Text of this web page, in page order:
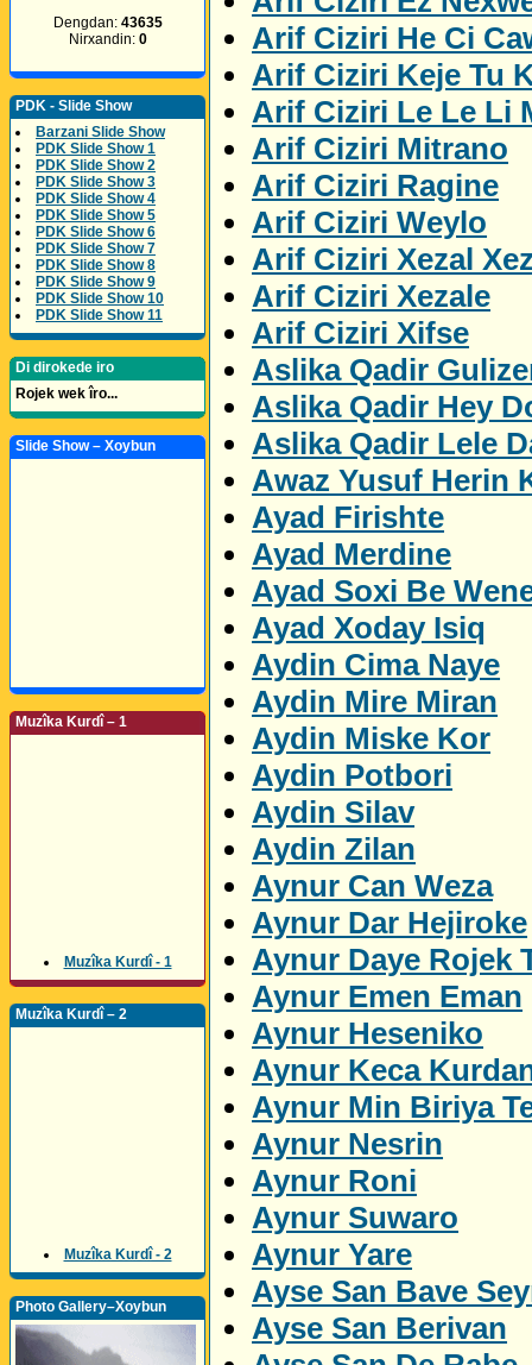
Dengdan: 43635
Nirxandin: 0
PDK - Slide Show
Barzani Slide Show
PDK Slide Show 1
PDK Slide Show 2
PDK Slide Show 3
PDK Slide Show 4
PDK Slide Show 5
PDK Slide Show 6
PDK Slide Show 7
PDK Slide Show 8
PDK Slide Show 9
PDK Slide Show 10
PDK Slide Show 11
Di dirokede iro
Rojek wek îro...
Slide Show – Xoybun
Muzîka Kurdî – 1
Muzîka Kurdî - 1
Muzîka Kurdî – 2
Muzîka Kurdî - 2
Photo Gallery–Xoybun
Arif Ciziri He Ci
Arif Ciziri Keje Tu
Arif Ciziri Le Le Li
Arif Ciziri Mitrano
Arif Ciziri Ragine
Arif Ciziri Weylo
Arif Ciziri Xezal
Arif Ciziri Xezale
Arif Ciziri Xifse
Aslika Qadir
Aslika Qadir Hey
Aslika Qadir Lele
Awaz Yusuf Herin
Ayad Firishte
Ayad Merdine
Ayad Soxi Be
Ayad Xoday Isiq
Aydin Cima Naye
Aydin Mire Miran
Aydin Miske Kor
Aydin Potbori
Aydin Silav
Aydin Zilan
Aynur Can Weza
Aynur Dar Hejiroke
Aynur Daye Rojek
Aynur Emen Eman
Aynur Heseniko
Aynur Keca
Aynur Min Biriya
Aynur Nesrin
Aynur Roni
Aynur Suwaro
Aynur Yare
Ayse San Bave
Ayse San Berivan